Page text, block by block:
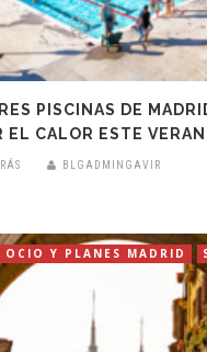
PISCINAS DE
EL CALOR ESTE
BLGADMINGAVIR
OCIO Y PLANES MADRID